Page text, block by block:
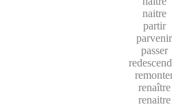
naitre
partir
parvenir
passer
renaître
renaitre